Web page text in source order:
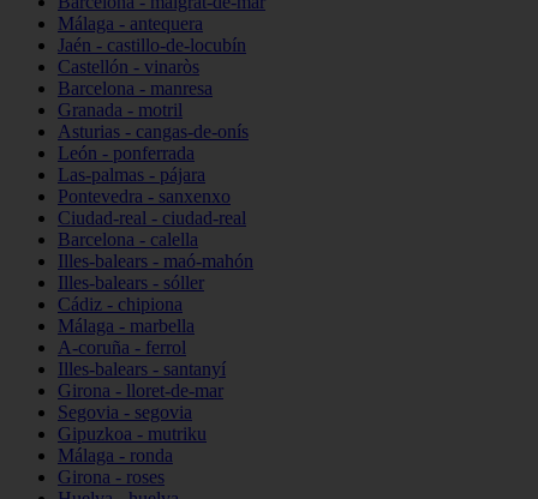
Málaga - antequera
Jaén - castillo-de-locubín
Castellón - vinaròs
Barcelona - manresa
Granada - motril
Asturias - cangas-de-onís
León - ponferrada
Las-palmas - pájara
Pontevedra - sanxenxo
Ciudad-real - ciudad-real
Barcelona - calella
Illes-balears - maó-mahón
Illes-balears - sóller
Cádiz - chipiona
Málaga - marbella
A-coruña - ferrol
Illes-balears - santanyí
Girona - lloret-de-mar
Segovia - segovia
Gipuzkoa - mutriku
Málaga - ronda
Girona - roses